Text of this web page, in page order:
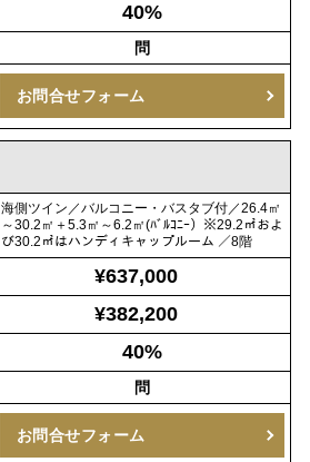
40%
問
お問合せフォーム
海側ツイン／バルコニー・バスタブ付／26.4㎡
～30.2㎡＋5.3㎡～6.2㎡(ﾊﾞﾙｺﾆｰ）※29.2㎡およ
び30.2㎡はハンディキャップルーム ／8階
¥637,000
¥382,200
40%
問
お問合せフォーム